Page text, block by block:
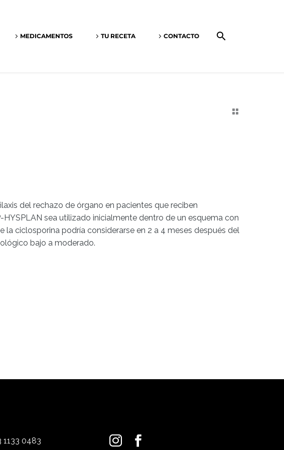
MEDICAMENTOS TU RECETA CONTACTO
del rechazo de órgano en pacientes que reciben
sea utilizado inicialmente dentro de un esquema con
la ciclosporina podría considerarse en 2 a 4 meses después del
bajo a moderado.
1133 0483